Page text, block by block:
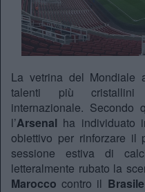
La vetrina del Mondiale
talenti più cristallini
internazionale. Secondo
l’Arsenal ha individuato
obiettivo per rinforzare il
sessione estiva di
letteralmente rubato la
Marocco contro il Brasile